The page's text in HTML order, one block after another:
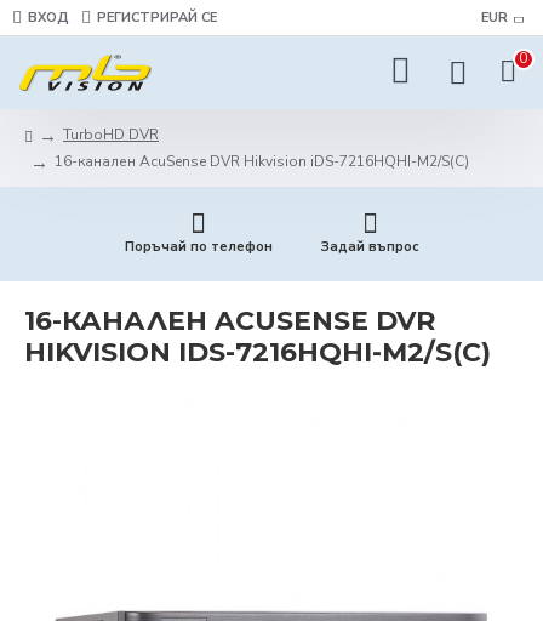
ВХОД РЕГИСТРИРАЙ СЕ EUR
0
TurboHD DVR
16-канален AcuSense DVR Hikvision iDS-7216HQHI-M2/S(C)
Поръчай по телефон Задай въпрос
16-КАНАЛЕН ACUSENSE DVR
HIKVISION IDS-7216HQHI-M2/S(C)